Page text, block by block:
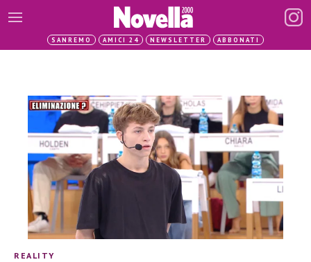
SANREMO AMICI 24 NEWSLETTER ABBONATI
REALITY